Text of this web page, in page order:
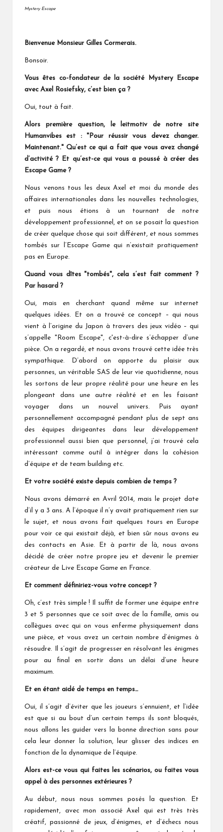
Mystery Escape
Bienvenue Monsieur Gilles Cormerais.
Bonsoir.
Vous êtes co-fondateur de la société Mystery Escape
avec Axel Rosiefsky, c’est bien ça ?
Oui, tout à fait.
Alors première question, le leitmotiv de notre site
Humanvibes est : "Pour réussir vous devez changer.
Maintenant." Qu’est ce qui a fait que vous avez changé
d’activité ? Et qu’est-ce qui vous a poussé à créer des
Escape Game ?
Nous venons tous les deux Axel et moi du monde des
affaires internationales dans les nouvelles technologies,
et puis nous étions à un tournant de notre
développement professionnel, et on se posait la question
de créer quelque chose qui soit différent, et nous sommes
tombés sur l’Escape Game qui n’existait pratiquement
pas en Europe.
Quand vous dîtes "tombés", cela s’est fait comment ?
Par hasard ?
Oui, mais en cherchant quand même sur internet
quelques idées. Et on a trouvé ce concept – qui nous
vient à l’origine du Japon à travers des jeux vidéo – qui
s’appelle "Room Escape", c'est-à-dire s’échapper d’une
pièce. On a regardé, et nous avons trouvé cette idée très
sympathique. D’abord on apporte du plaisir aux
personnes, un véritable SAS de leur vie quotidienne, nous
les sortons de leur propre réalité pour une heure en les
plongeant dans une autre réalité et en les faisant
voyager dans un nouvel univers. Puis ayant
personnellement accompagné pendant plus de sept ans
des équipes dirigeantes dans leur développement
professionnel aussi bien que personnel, j’ai trouvé cela
intéressant comme outil à intégrer dans la cohésion
d’équipe et de team building etc.
Et votre société existe depuis combien de temps ?
Nous avons démarré en Avril 2014, mais le projet date
d’il y a 3 ans. A l’époque il n’y avait pratiquement rien sur
le sujet, et nous avons fait quelques tours en Europe
pour voir ce qui existait déjà, et bien sûr nous avons eu
des contacts en Asie. Et à partir de là, nous avons
décidé de créer notre propre jeu et devenir le premier
créateur de Live Escape Game en France.
Et comment définiriez-vous votre concept ?
Oh, c’est très simple ! Il suffit de former une équipe entre
3 et 5 personnes que ce soit avec de la famille, amis ou
collègues avec qui on vous enferme physiquement dans
une pièce, et vous avez un certain nombre d’énigmes à
résoudre. Il s’agit de progresser en résolvant les énigmes
pour au final en sortir dans un délai d’une heure
maximum.
Et en étant aidé de temps en temps…
Oui, il s’agit d’éviter que les joueurs s’ennuient, et l’idée
est que si au bout d’un certain temps ils sont bloqués,
nous allons les guider vers la bonne direction sans pour
cela leur donner la solution, leur glisser des indices en
fonction de la dynamique de l’équipe.
Alors est-ce vous qui faites les scénarios, ou faites vous
appel à des personnes extérieures ?
Au début, nous nous sommes posés la question. Et
rapidement, avec mon associé Axel qui est très très
créatif, passionné de jeux, d’énigmes, et d’échecs nous